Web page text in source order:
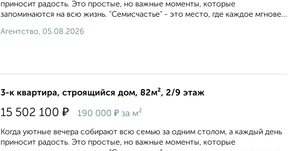
приносит радость. Это простые, но важные моменты, которые
запоминаются на всю жизнь. "Семисчастье" - это место, где каждое мгнове...
Агентство, 05.08.2026
3-к квартира, строящийся дом, 82м², 2/9 этаж
15 502 100 ₽ 190 000 ₽ за м²
Когда уютные вечера собирают всю семью за одним столом, а каждый день
приносит радость. Это простые, но важные моменты, которые